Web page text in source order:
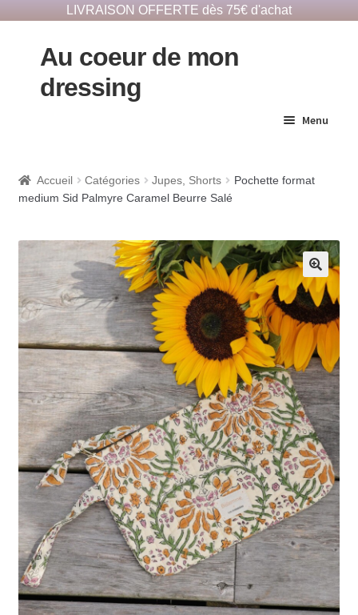
LIVRAISON OFFERTE dès 75€ d'achat
Au coeur de mon
dressing
Menu
Notre histoire
Contact
Accueil Catégories Jupes, Shorts
Pochette format
medium Sid Palmyre Caramel Beurre Salé
🔍